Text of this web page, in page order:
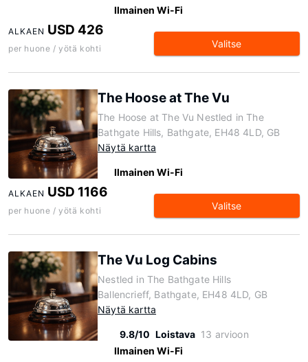
Ilmainen Wi-Fi
ALKAEN USD 426
per huone / yötä kohti Valitse
The Hoose at The Vu
The Hoose at The Vu Nestled in The
Bathgate Hills, Bathgate, EH48 4LD, GB
Näytä kartta
Ilmainen Wi-Fi
ALKAEN USD 1166
per huone / yötä kohti Valitse
The Vu Log Cabins
Nestled in The Bathgate Hills
Ballencrieff, Bathgate, EH48 4LD, GB
Näytä kartta
9.8/10 Loistava 13 arvioon
Ilmainen Wi-Fi